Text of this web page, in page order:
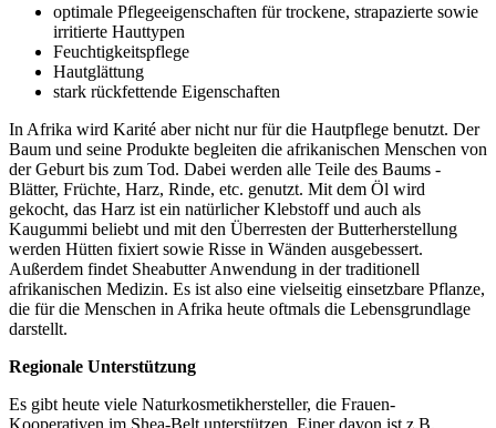
optimale Pflegeeigenschaften für trockene, strapazierte sowie
irritierte Hauttypen
Feuchtigkeitspflege
Hautglättung
stark rückfettende Eigenschaften
In Afrika wird Karité aber nicht nur für die Hautpflege benutzt. Der
Baum und seine Produkte begleiten die afrikanischen Menschen von
der Geburt bis zum Tod. Dabei werden alle Teile des Baums -
Blätter, Früchte, Harz, Rinde, etc. genutzt. Mit dem Öl wird
gekocht, das Harz ist ein natürlicher Klebstoff und auch als
Kaugummi beliebt und mit den Überresten der Butterherstellung
werden Hütten fixiert sowie Risse in Wänden ausgebessert.
Außerdem findet Sheabutter Anwendung in der traditionell
afrikanischen Medizin. Es ist also eine vielseitig einsetzbare Pflanze,
die für die Menschen in Afrika heute oftmals die Lebensgrundlage
darstellt.
Regionale Unterstützung
Es gibt heute viele Naturkosmetikhersteller, die Frauen-
Kooperativen im Shea-Belt unterstützen. Einer davon ist z.B.